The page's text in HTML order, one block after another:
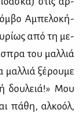
Αμπε­λο­κή­
από τη με­
του μαλ­λιά
μαλ­λιά ξέ­ρου­με
δου­λειά!» Μου
πά­θη, αλ­κο­όλ,